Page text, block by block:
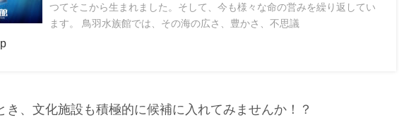
つてそこから生まれました。そして、今も様々な命の営みを繰り返してい
ます。 鳥羽水族館では、その海の広さ、豊かさ、不思議
き、文化施設も積極的に候補に入れてみませんか！？